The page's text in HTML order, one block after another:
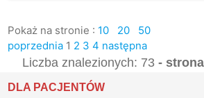
Pokaż na stronie : 10 20
50
poprzednia 1 2 3 4 następna
Liczba znalezionych: 73- strona
DLA PACJENTÓW